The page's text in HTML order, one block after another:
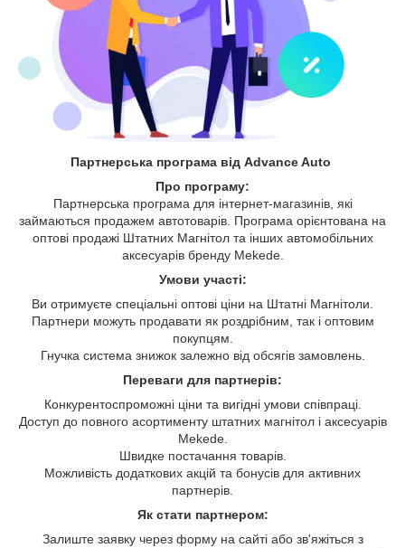
Партнерська програма від Advance Auto
Про програму:
Партнерська програма для інтернет-магазинів, які
займаються продажем автотоварів. Програма орієнтована на
оптові продажі Штатних Магнітол та інших автомобільних
аксесуарів бренду Mekede.
Умови участі:
Ви отримуєте спеціальні оптові ціни на Штатні Магнітоли.
Партнери можуть продавати як роздрібним, так і оптовим
покупцям.
Гнучка система знижок залежно від обсягів замовлень.
Переваги для партнерів:
Конкурентоспроможні ціни та вигідні умови співпраці.
Доступ до повного асортименту штатних магнітол і аксесуарів
Mekede.
Швидке постачання товарів.
Можливість додаткових акцій та бонусів для активних
партнерів.
Як стати партнером:
Залиште заявку через форму на сайті або зв'яжіться з